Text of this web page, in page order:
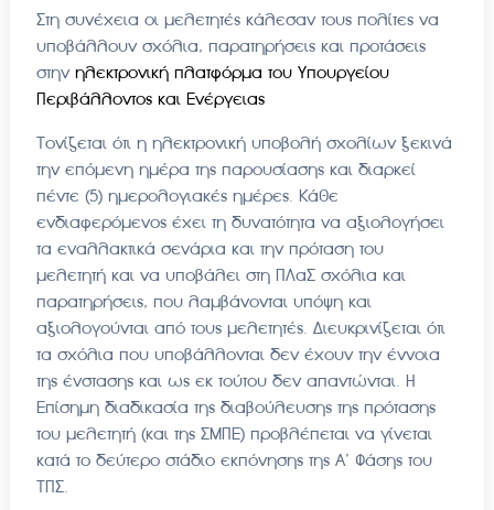
Στη συνέχεια οι μελετητές κάλεσαν τους πολίτες να
υποβάλλουν σχόλια, παρατηρήσεις και προτάσεις
στην ηλεκτρονική πλατφόρμα του Υπουργείου
Περιβάλλοντος και Ενέργειας
Τονίζεται ότι η ηλεκτρονική υποβολή σχολίων ξεκινά
την επόμενη ημέρα της παρουσίασης και διαρκεί
πέντε (5) ημερολογιακές ημέρες. Κάθε
ενδιαφερόμενος έχει τη δυνατότητα να αξιολογήσει
τα εναλλακτικά σενάρια και την πρόταση του
μελετητή και να υποβάλει στη ΠΛαΣ σχόλια και
παρατηρήσεις, που λαμβάνονται υπόψη και
αξιολογούνται από τους μελετητές. Διευκρινίζεται ότι
τα σχόλια που υποβάλλονται δεν έχουν την έννοια
της ένστασης και ως εκ τούτου δεν απαντώνται. Η
Επίσημη διαδικασία της διαβούλευσης της πρότασης
του μελετητή (και της ΣΜΠΕ) προβλέπεται να γίνεται
κατά το δεύτερο στάδιο εκπόνησης της Α’ Φάσης του
ΤΠΣ.